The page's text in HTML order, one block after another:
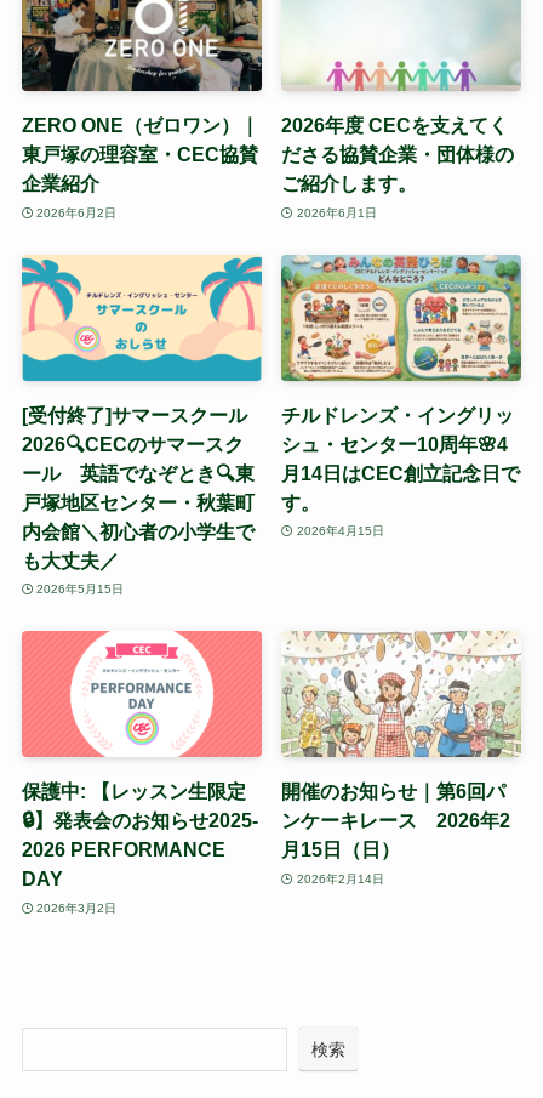
ZERO ONE（ゼロワン）｜
東戸塚の理容室・CEC協賛
企業紹介
2026年6月2日
2026年度 CECを支えてく
ださる協賛企業・団体様の
ご紹介します。
2026年6月1日
[受付終了]サマースクール
2026🔍CECのサマースク
ール 英語でなぞとき🔍東
戸塚地区センター・秋葉町
内会館＼初心者の小学生で
も大丈夫／
2026年5月15日
チルドレンズ・イングリッ
シュ・センター10周年🌸4
月14日はCEC創立記念日で
す。
2026年4月15日
保護中: 【レッスン生限定
🔒】発表会のお知らせ2025-
2026 PERFORMANCE
DAY
2026年3月2日
開催のお知らせ｜第6回パ
ンケーキレース 2026年2
月15日（日）
2026年2月14日
検索